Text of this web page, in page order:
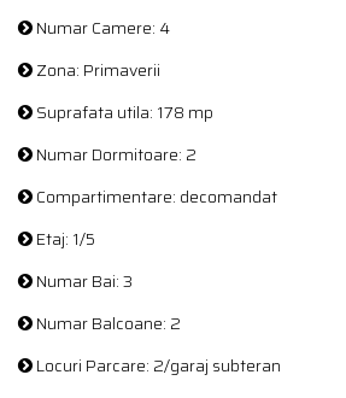
Numar Camere: 4
Zona: Primaverii
Suprafata utila: 178 mp
Numar Dormitoare: 2
Compartimentare: decomandat
Etaj: 1/5
Numar Bai: 3
Numar Balcoane: 2
Locuri Parcare: 2/garaj subteran